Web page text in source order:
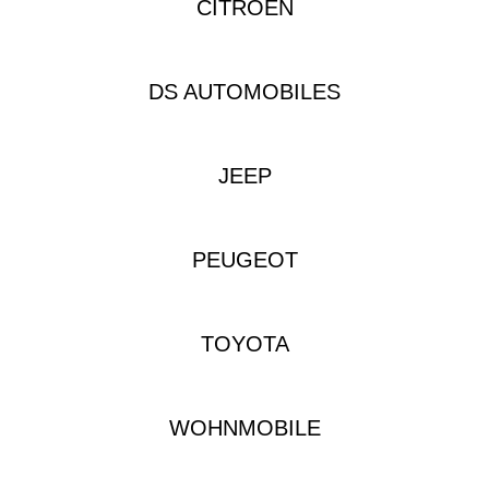
CITROËN
DS AUTOMOBILES
JEEP
PEUGEOT
TOYOTA
WOHNMOBILE